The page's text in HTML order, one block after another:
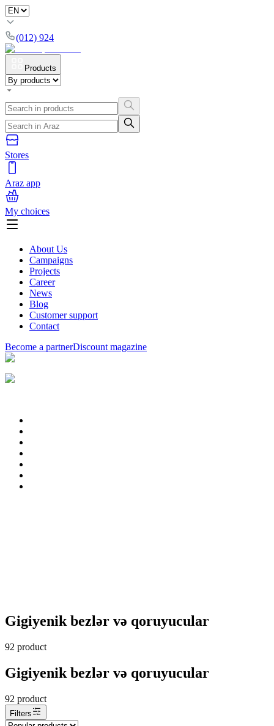
(012) 924
Products
Stores
Araz app
My choices
About Us
Campaigns
Projects
Career
News
Blog
Customer support
Contact
Become a partnerDiscount magazine
Gigiyenik bezlər və qoruyucular
92 product
Gigiyenik bezlər və qoruyucular
92 product
Filters